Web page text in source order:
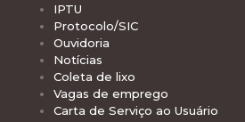
IPTU
Protocolo/SIC
Ouvidoria
Notícias
Coleta de lixo
Vagas de emprego
Carta de Serviço ao Usuário